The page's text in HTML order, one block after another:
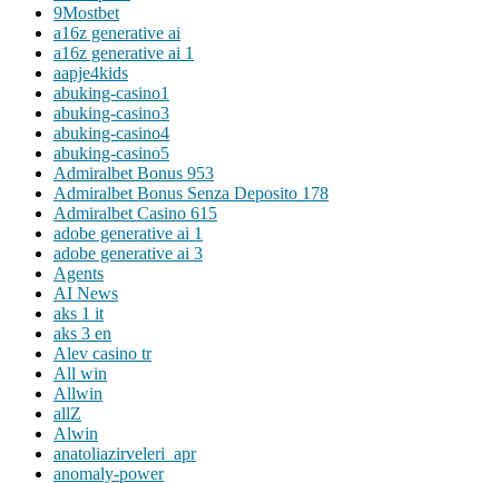
9Mostbet
a16z generative ai
a16z generative ai 1
aapje4kids
abuking-casino1
abuking-casino3
abuking-casino4
abuking-casino5
Admiralbet Bonus 953
Admiralbet Bonus Senza Deposito 178
Admiralbet Casino 615
adobe generative ai 1
adobe generative ai 3
Agents
AI News
aks 1 it
aks 3 en
Alev casino tr
All win
Allwin
allZ
Alwin
anatoliazirveleri_apr
anomaly-power